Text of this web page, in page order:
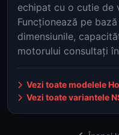
echipat cu o cutie de
Funcționează pe
dimensiunile,
motorului consultați
Vezi toate modelele
Vezi toate variantele